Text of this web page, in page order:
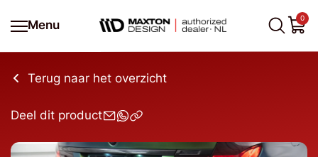
Menu
0
Terug naar het overzicht
Deel dit product